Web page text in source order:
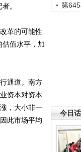
第
今日
。
革的可能性
估值水平，加
通道。南方
资本对资本
，大小非一
此市场平均